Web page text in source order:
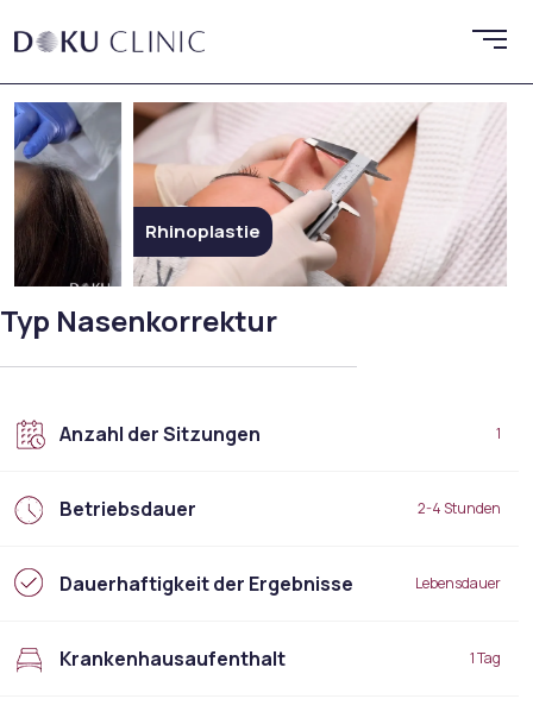
Rhinoplastie
Typ Nasenkorrektur
Anzahl der Sitzungen 1
Betriebsdauer 2-4 Stunden
Dauerhaftigkeit der Ergebnisse Lebensdauer
Krankenhausaufenthalt 1 Tag